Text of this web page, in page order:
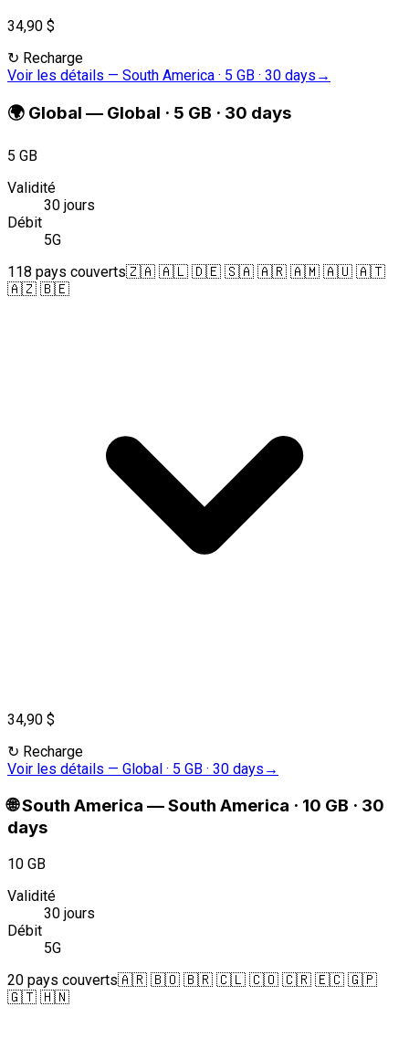
34,90 $
↻ Recharge
Voir les détails — South America · 5 GB · 30 days →
🌍 Global — Global · 5 GB · 30 days
5 GB
Validité
30 jours
Débit
5G
118 pays couverts🇿🇦 🇦🇱 🇩🇪 🇸🇦 🇦🇷 🇦🇲 🇦🇺 🇦🇹
🇦🇿 🇧🇪
34,90 $
↻ Recharge
Voir les détails — Global · 5 GB · 30 days →
🌐South America —South America · 10 GB · 30
days
10 GB
Validité
30 jours
Débit
5G
20 pays couverts🇦🇷 🇧🇴 🇧🇷 🇨🇱 🇨🇴 🇨🇷 🇪🇨 🇬🇵
🇬🇹 🇭🇳